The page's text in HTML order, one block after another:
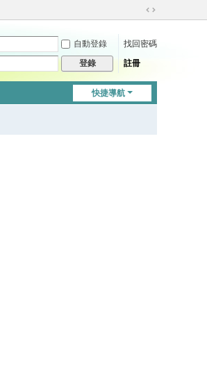
切
到
自動登錄
找回密碼
登錄 註冊
快捷導航